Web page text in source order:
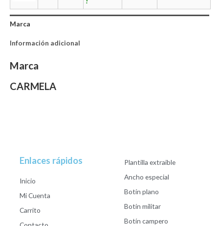
Marca
Información adicional
Marca
CARMELA
Enlaces rápidos
Inicio
Mi Cuenta
Carrito
Plantilla extraible
Ancho especial
Botín plano
Botín militar
Botín campero